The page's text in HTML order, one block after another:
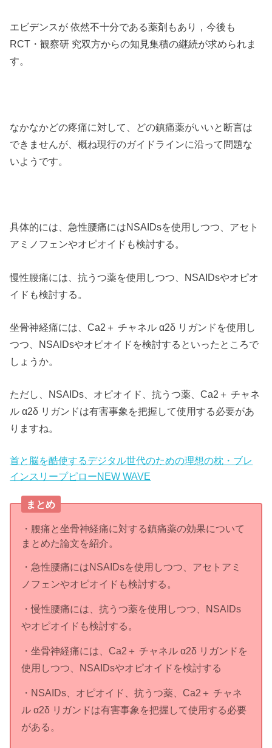
エビデンスが 依然不十分である薬剤もあり，今後も
RCT・観察研 究双方からの知見集積の継続が求められま
す。
なかなかどの疼痛に対して、どの鎮痛薬がいいと断言は
できませんが、概ね現行のガイドラインに沿って問題な
いようです。
具体的には、急性腰痛にはNSAIDsを使用しつつ、アセト
アミノフェンやオピオイドも検討する。
慢性腰痛には、抗うつ薬を使用しつつ、NSAIDsやオピオ
イドも検討する。
坐骨神経痛には、Ca2＋ チャネル α2δ リガンドを使用し
つつ、NSAIDsやオピオイドを検討するといったところで
しょうか。
ただし、NSAIDs、オピオイド、抗うつ薬、Ca2＋ チャネ
ル α2δ リガンドは有害事象を把握して使用する必要があ
りますね。
首と脳を酷使するデジタル世代のための理想の枕・ブレ
インスリープピローNEW WAVE
まとめ
・腰痛と坐骨神経痛に対する鎮痛薬の効果について
まとめた論文を紹介。
・急性腰痛にはNSAIDsを使用しつつ、アセトアミ
ノフェンやオピオイドも検討する。
・慢性腰痛には、抗うつ薬を使用しつつ、NSAIDs
やオピオイドも検討する。
・坐骨神経痛には、Ca2＋ チャネル α2δ リガンドを
使用しつつ、NSAIDsやオピオイドを検討する
・NSAIDs、オピオイド、抗うつ薬、Ca2＋ チャネ
ル α2δ リガンドは有害事象を把握して使用する必要
がある。